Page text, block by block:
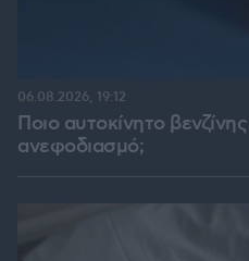
Ποιο αυτοκίνητο
ανεφοδιασμό;
06.08.2026, 19:12